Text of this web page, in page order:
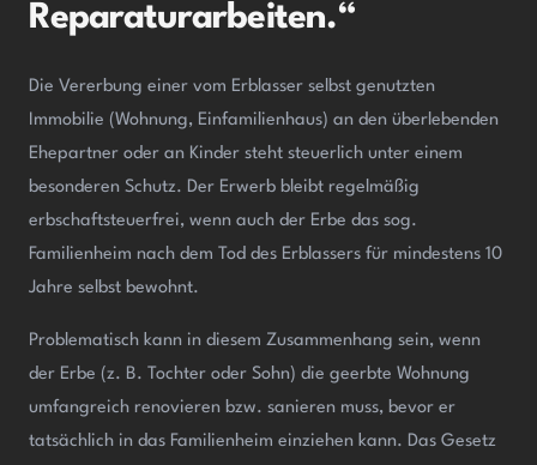
Reparaturarbeiten.“
Die Vererbung einer vom Erblasser selbst genutzten
Immobilie (Wohnung, Einfamilienhaus) an den überlebenden
Ehepartner oder an Kinder steht steuerlich unter einem
besonderen Schutz. Der Erwerb bleibt regelmäßig
erbschaftsteuerfrei, wenn auch der Erbe das sog.
Familienheim nach dem Tod des Erblassers für mindestens 10
Jahre selbst bewohnt.
Problematisch kann in diesem Zusammenhang sein, wenn
der Erbe (z. B. Tochter oder Sohn) die geerbte Wohnung
umfangreich renovieren bzw. sanieren muss, bevor er
tatsächlich in das Familienheim einziehen kann. Das Gesetz